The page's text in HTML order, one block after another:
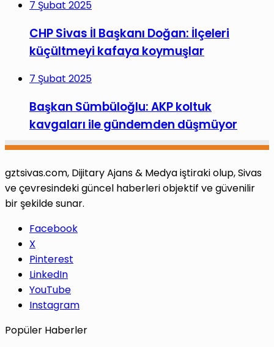
7 Şubat 2025
CHP Sivas İl Başkanı Doğan: İlçeleri
küçültmeyi kafaya koymuşlar
7 Şubat 2025
Başkan Sümbüloğlu: AKP koltuk
kavgaları ile gündemden düşmüyor
gztsivas.com, Dijitary Ajans & Medya iştiraki olup, Sivas
ve çevresindeki güncel haberleri objektif ve güvenilir
bir şekilde sunar.
Facebook
X
Pinterest
LinkedIn
YouTube
Instagram
Popüler Haberler